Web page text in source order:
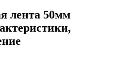
лента 50мм